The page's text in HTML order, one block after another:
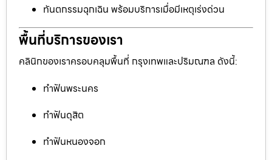
ทันตกรรมฉุกเฉิน พร้อมบริการเมื่อมีเหตุเร่งด่วน
พื้นที่บริการของเรา
คลินิกของเราครอบคลุมพื้นที่ กรุงเทพและปริมณฑล ดังนี้:
ทำฟันพระนคร
ทำฟันดุสิต
ทำฟันหนองจอก